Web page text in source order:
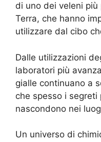
di uno dei veleni
Terra, che hanno
utilizzare dal cibo
Dalle utilizzazioni
laboratori più
gialle continuano a
che spesso i
nascondono nei
Un universo di